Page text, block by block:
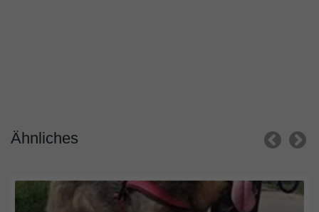
Ähnliches